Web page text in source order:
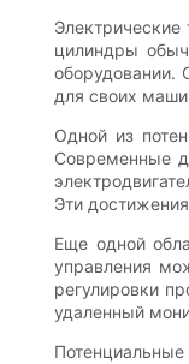
цилиндры
оборудовании.
для своих
Одной из
Современные
Эти
Еще одной
управления
регулировки
удаленный